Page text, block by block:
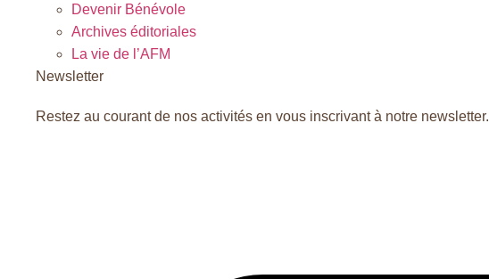
Devenir Bénévole
Archives éditoriales
La vie de l’AFM
Newsletter
Restez au courant de nos activités en vous inscrivant à notre newsletter.